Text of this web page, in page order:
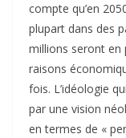
compte qu’en
plupart dans des
millions seront en
raisons
fois. L’idéologie
par une vision
en termes de «